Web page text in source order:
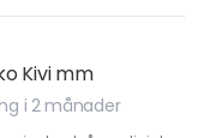
Kivi mm
i 2 månader